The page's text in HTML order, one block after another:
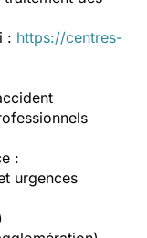
: https://centres-
:
urgences